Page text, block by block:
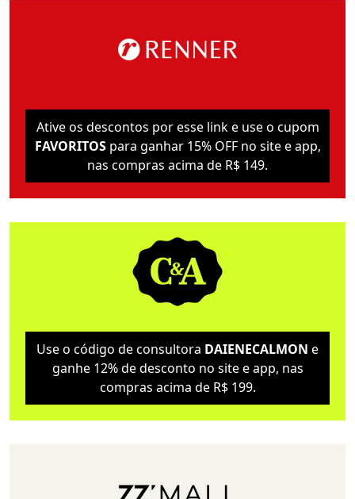
Ative os descontos por esse link e use o cupom
FAVORITOSpara ganhar 15% OFF no site e app,
nas compras acima de R$ 149.
Use o código de consultora DAIENECALMON e
ganhe 12% de desconto no site e app, nas
compras acima de R$ 199.